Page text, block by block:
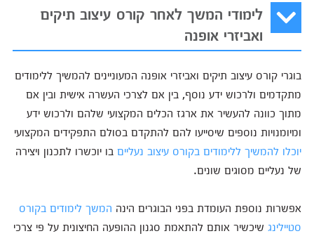
לימודי המשך לאחר קורס עיצוב תיקים
ואביזרי אופנה
בוגרי קורס עיצוב תיקים ואביזרי אופנה המעוניינים להמשיך ללימודים
מתקדמים ולרכוש ידע נוסף, בין אם לצרכי העשרה אישית ובין אם
מתוך כוונה להעשיר את ארגז הכלים המקצועי שלהם ולרכוש ידע
ומיומנויות נוספים שיסייעו להם להתקדם בסולם התפקידים המקצועי
יוכלו להמשיך ללימודים בקורס עיצוב נעלייםבו יוכשרו לתכנון ויצירה
של נעליים מסוגים שונים.
אפשרות נוספת העומדת בפני הבוגרים הינה המשך לימודים בקורס
סטיילינגשיכשיר אותם להתאמת סגנון ההופעה החיצונית על פי צרכי